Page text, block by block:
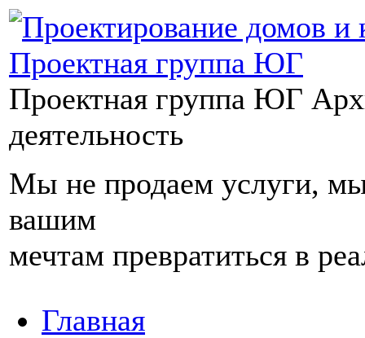
Проектная группа ЮГ
деятельность
Мы не продаем услуги,
вашим
мечтам превратиться в
Главная